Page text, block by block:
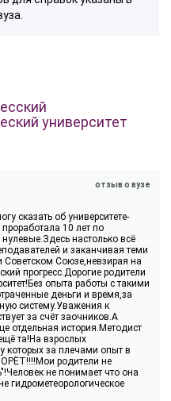
университет
отзыв о вузе
сказать об университете-
10 лет по
настолько всё
и заканчивая теми
Союзе,невзирая на
прогресс.Дорогие родители
опыта работы с такими
деньги и время,за
систему.Уважения к
за счёт заочников.А
отдельная история.Методист
та!На взрослых
которых за плечами опыт в
ОРЁТ!!!!Мои родители не
не понимает что она
гидрометеорологическое